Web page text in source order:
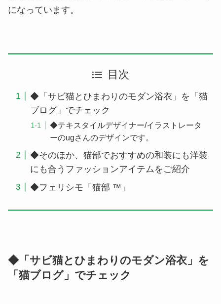
になっています。
目次
◆「サビ猫とひまわりのモダン浴衣」を「猫
ブログ」でチェック
◆テキスタイルデザイナー/イラストレータ
ーのugさんのデザインです。
◆そのほか、猫部でおすすめの和装にも洋装
にも合うファッションアイテムをご紹介
◆フェリシモ「猫部 ™」
◆「サビ猫とひまわりのモダン浴衣」を
「猫ブログ」でチェック